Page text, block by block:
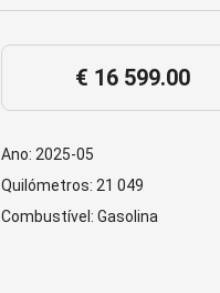
€ 16 599.00
Ano: 2025-05
Quilómetros: 21 049
Combustível: Gasolina